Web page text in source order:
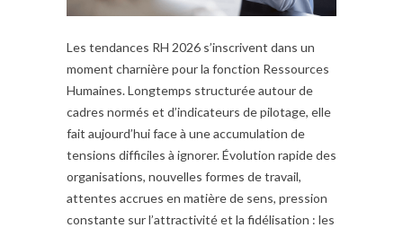
Les tendances RH 2026 s’inscrivent dans un
moment charnière pour la fonction Ressources
Humaines. Longtemps structurée autour de
cadres normés et d’indicateurs de pilotage, elle
fait aujourd’hui face à une accumulation de
tensions difficiles à ignorer. Évolution rapide des
organisations, nouvelles formes de travail,
attentes accrues en matière de sens, pression
constante sur l’attractivité et la fidélisation : les